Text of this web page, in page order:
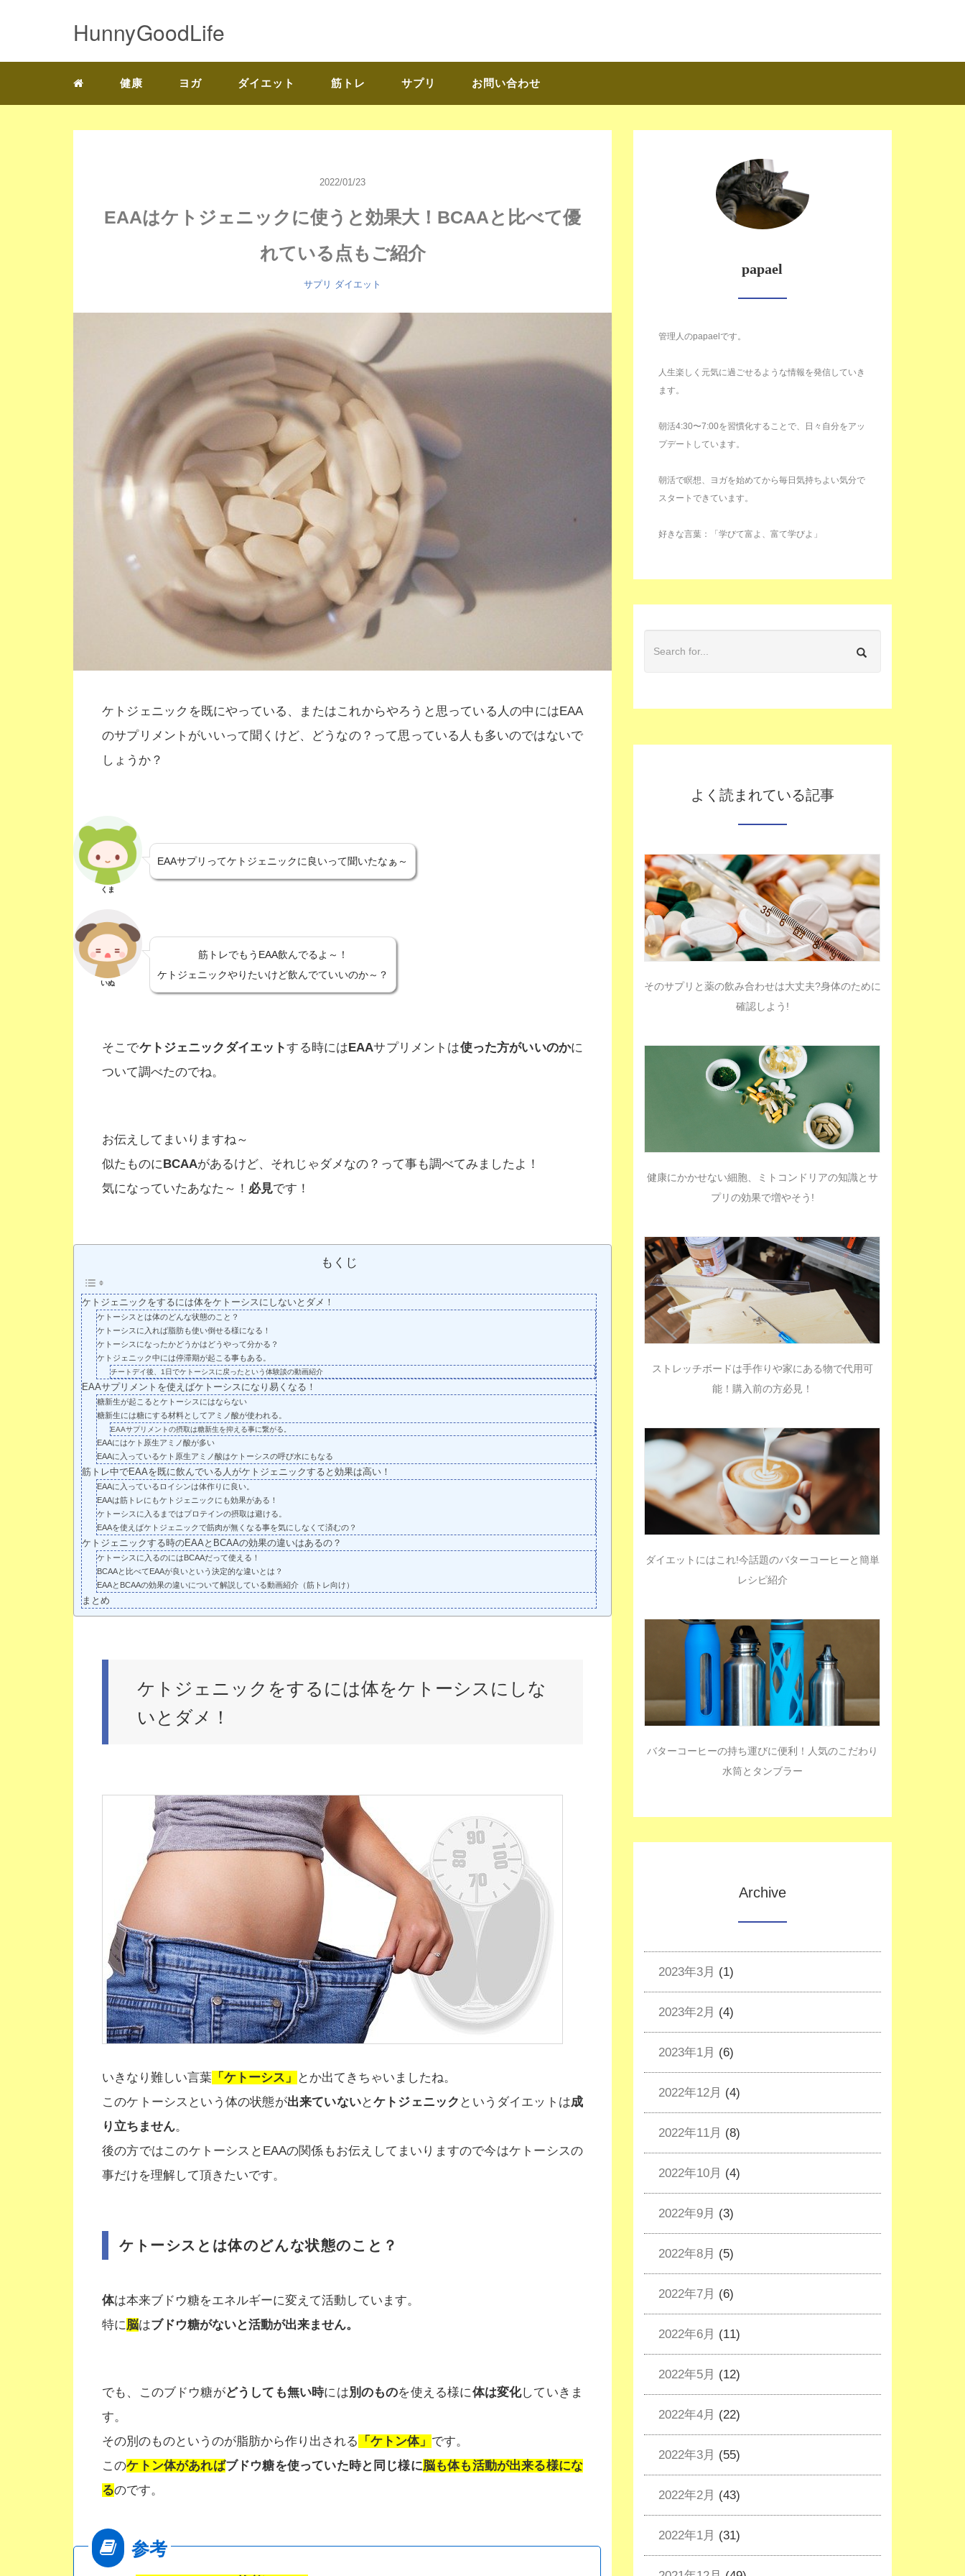
HunnyGoodLife
健康 ヨガ ダイエット 筋トレ サプリ お問い合わせ
2022/01/23
EAAはケトジェニックに使うと効果大！BCAAと比べて優
れている点もご紹介
サプリ ダイエット
ケトジェニックを既にやっている、またはこれからやろうと思っている人の中にはEAA
のサプリメントがいいって聞くけど、どうなの？って思っている人も多いのではないで
しょうか？
くま
EAAサプリってケトジェニックに良いって聞いたなぁ～
いぬ
筋トレでもうEAA飲んでるよ～！
ケトジェニックやりたいけど飲んでていいのか～？
そこでケトジェニックダイエットする時にはEAAサプリメントは使った方がいいのかに
ついて調べたのでね。
お伝えしてまいりますね～
似たものにBCAAがあるけど、それじゃダメなの？って事も調べてみましたよ！
気になっていたあなた～！ 必見です！
もくじ
ケトジェニックをするには体をケトーシスにしないとダメ！
ケトーシスとは体のどんな状態のこと？
ケトーシスに入れば脂肪も使い倒せる様になる！
ケトーシスになったかどうかはどうやって分かる？
ケトジェニック中には停滞期が起こる事もある。
チートデイ後、1日でケトーシスに戻ったという体験談の動画紹介
EAAサプリメントを使えばケトーシスになり易くなる！
糖新生が起こるとケトーシスにはならない
糖新生には糖にする材料としてアミノ酸が使われる。
EAAサプリメントの摂取は糖新生を抑える事に繋がる。
EAAにはケト原生アミノ酸が多い
EAAに入っているケト原生アミノ酸はケトーシスの呼び水にもなる
筋トレ中でEAAを既に飲んでいる人がケトジェニックすると効果は高い！
EAAに入っているロイシンは体作りに良い。
EAAは筋トレにもケトジェニックにも効果がある！
ケトーシスに入るまではプロテインの摂取は避ける。
EAAを使えばケトジェニックで筋肉が無くなる事を気にしなくて済むの？
ケトジェニックする時のEAAとBCAAの効果の違いはあるの？
ケトーシスに入るのにはBCAAだって使える！
BCAAと比べてEAAが良いという決定的な違いとは？
EAAとBCAAの効果の違いについて解説している動画紹介（筋トレ向け）
まとめ
ケトジェニックをするには体をケトーシスにしな
いとダメ！
いきなり難しい言葉 「ケトーシス」
とか出てきちゃいましたね。
このケトーシスという体の状態が出来ていないとケトジェニック というダイエットは成
り立ちません。
後の方ではこのケトーシスとEAAの関係もお伝えしてまいりますので今はケトーシスの
事だけを理解して頂きたいです。
ケトーシスとは体のどんな状態のこと？
体は本来ブドウ糖をエネルギーに変えて活動しています。
特に脳はブドウ糖がないと活動が出来ません。
でも、このブドウ糖がどうしても無い時には別のものを使える様に体は変化していきま
す。
その別のものというのが脂肪から作り出される
「ケトン体」 です。
このケトン体があればブドウ糖を使っていた時と同じ様に脳も体も活動が出来る様にな
るのです。
papael
管理人のpapaelです。
人生楽しく元気に過ごせるような情報を発信していき
ます。
朝活4:30〜7:00を習慣化することで、日々自分をアッ
プデートしています。
朝活で瞑想、ヨガを始めてから毎日気持ちよい気分で
スタートできています。
好きな言葉：「学びて富よ、富て学びよ」
よく読まれている記事
そのサプリと薬の飲み合わせは大丈夫?身体のために
確認しよう!
健康にかかせない細胞、ミトコンドリアの知識とサ
プリの効果で増やそう!
ストレッチボードは手作りや家にある物で代用可
能！購入前の方必見！
ダイエットにはこれ!今話題のバターコーヒーと簡単
レシピ紹介
バターコーヒーの持ち運びに便利！人気のこだわり
水筒とタンブラー
Archive
2023年3月 (1)
2023年2月 (4)
2023年1月 (6)
2022年12月 (4)
2022年11月 (8)
2022年10月 (4)
2022年9月 (3)
2022年8月 (5)
2022年7月 (6)
2022年6月 (11)
2022年5月 (12)
2022年4月 (22)
2022年3月 (55)
2022年2月 (43)
2022年1月 (31)